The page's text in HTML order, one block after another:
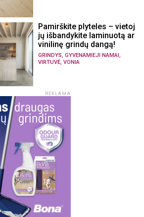
Pamirškite plyteles – vietoj
jų išbandykite laminuotą ar
vinilinę grindų dangą!
GRINDYS, GYVENAMIEJI NAMAI ,
VIRTUVĖ, VONIA
REKLAMA